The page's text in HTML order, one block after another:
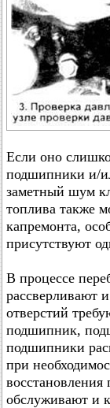
Если оно
подшипники и/
заметный шум
топлива также
капремонта,
присутствуют
В процессе
рассверливают
отверстий
подшипник,
подшипники
при
обслуживают и